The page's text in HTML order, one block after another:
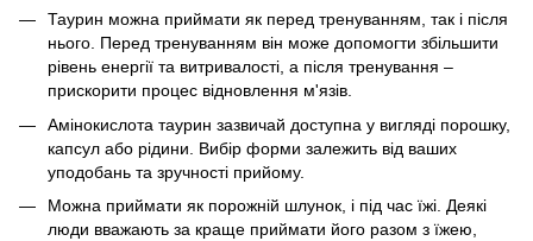
Таурин можна приймати як перед тренуванням, так і після
нього. Перед тренуванням він може допомогти збільшити
рівень енергії та витривалості, а після тренування –
прискорити процес відновлення м'язів.
Амінокислота таурин зазвичай доступна у вигляді порошку,
капсул або рідини. Вибір форми залежить від ваших
уподобань та зручності прийому.
Можна приймати як порожній шлунок, і під час їжі. Деякі
люди вважають за краще приймати його разом з їжею,